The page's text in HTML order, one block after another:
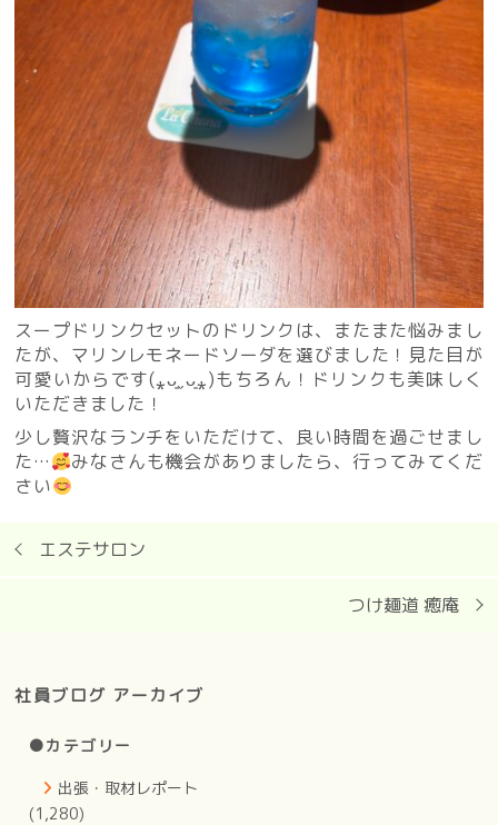
スープドリンクセットのドリンクは、またまた悩みまし
たが、マリンレモネードソーダを選びました！見た目が
可愛いからです(⁎ᴗ͈ˬᴗ͈⁎)もちろん！ドリンクも美味しく
いただきました！
少し贅沢なランチをいただけて、良い時間を過ごせまし
た…
みなさんも機会がありましたら、行ってみてくだ
さい
エステサロン
つけ麺道 癒庵
社員ブログ アーカイブ
●カテゴリー
出張・取材レポート
(1,280)